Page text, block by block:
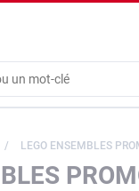
LEGO ENSEMBLES